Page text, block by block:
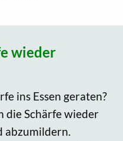
wieder
ins Essen geraten?
die Schärfe wieder
abzumildern.